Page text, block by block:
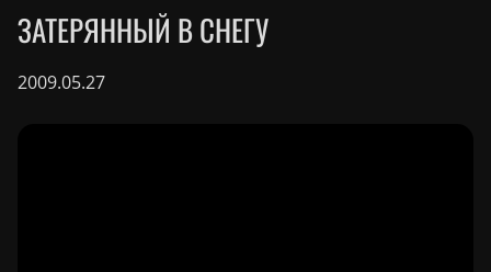
ЗАТЕРЯННЫЙ В СНЕГУ
2009.05.27